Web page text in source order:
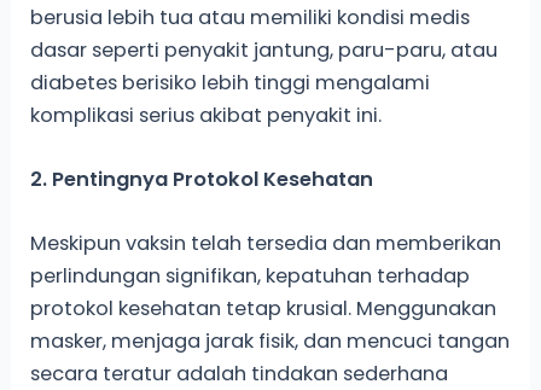
berusia lebih tua atau memiliki kondisi medis
dasar seperti penyakit jantung, paru-paru, atau
diabetes berisiko lebih tinggi mengalami
komplikasi serius akibat penyakit ini.
2. Pentingnya Protokol Kesehatan
Meskipun vaksin telah tersedia dan memberikan
perlindungan signifikan, kepatuhan terhadap
protokol kesehatan tetap krusial. Menggunakan
masker, menjaga jarak fisik, dan mencuci tangan
secara teratur adalah tindakan sederhana